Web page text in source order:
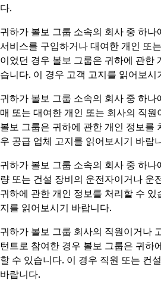
다.
귀하가 볼보 그룹 소속의 회사 중 하
서비스를 구입하거나 대여한 개인 또
이었던 경우 볼보 그룹은 귀하에 관한
습니다. 이 경우 고객 고지를 읽어보시
귀하가 볼보 그룹 소속의 회사 중 하
매 또는 대여한 개인 또는 회사의 직
볼보 그룹은 귀하에 관한 개인 정보를
우 공급 업체 고지를 읽어보시기 바랍
귀하가 볼보 그룹 소속의 회사 중 하
량 또는 건설 장비의 운전자이거나 운
귀하에 관한 개인 정보를 처리할 수 있
지를 읽어보시기 바랍니다.
귀하가 볼보 그룹 회사의 직원이거나
턴트로 참여한 경우 볼보 그룹은 귀하
할 수 있습니다. 이 경우 직원 또는 컨
바랍니다.